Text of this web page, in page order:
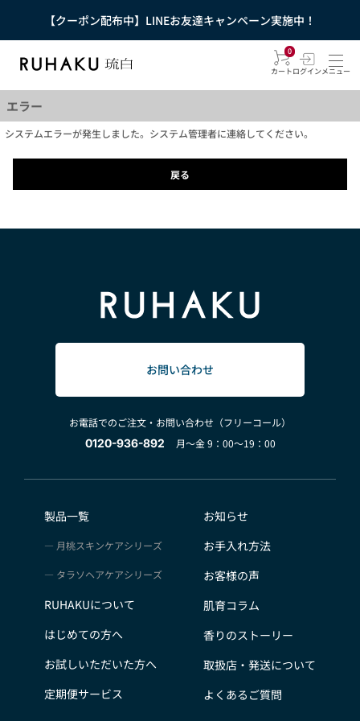
【クーポン配布中】LINEお友達キャンペーン実施中！
0
カートログインメニュー
エラー
システムエラーが発生しました。システム管理者に連絡してください。
戻る
お問い合わせ
お電話でのご注文・お問い合わせ（フリーコール）
0120-936-892
月～金 9：00～19：00
製品一覧
月桃スキンケアシリーズ
タラソヘアケアシリーズ
RUHAKUについて
はじめての方へ
お試しいただいた方へ
定期便サービス
お知らせ
お手入れ方法
お客様の声
肌育コラム
香りのストーリー
取扱店・発送について
よくあるご質問